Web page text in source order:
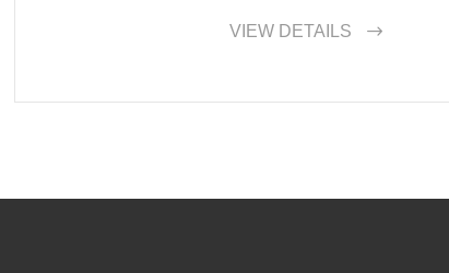
中生却始终
VIEW DETAILS 